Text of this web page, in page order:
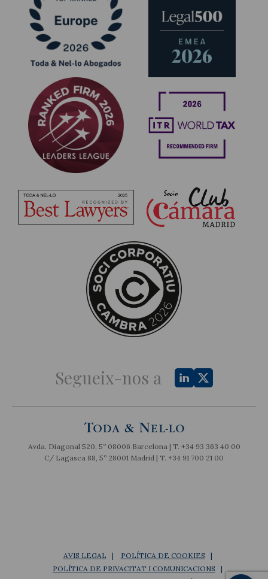
Segueix-nos a
Avda. Diagonal 520, 5º 08006 Barcelona | T. +34 93 363 40 00
C/ Lagasca 88, 5º 28001 Madrid | T. +34 91 700 21 00
AVIS LEGAL
POLÍTICA DE COOKIES
POLÍTICA DE PRIVACITAT I COMUNICACIONS